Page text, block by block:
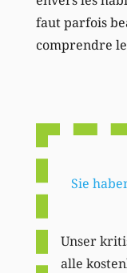
faut parfois
comprendre
Sie
Unser
alle